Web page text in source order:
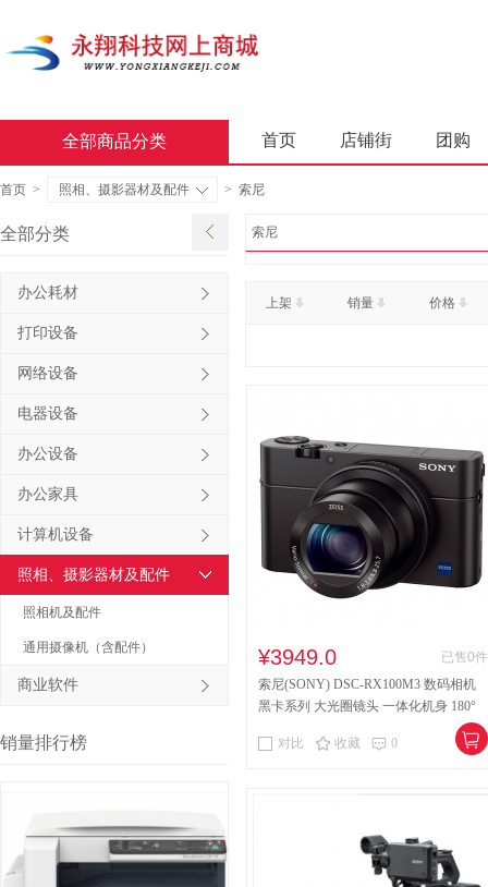
全部商品分类 首页 店铺街 团购
商业软件
屏风类
轻金属床类 木制床类
台式计算机（含一体机台式
金属骨架为主的椅凳类
其他床类 竹制、藤制等
木制台、桌类 钢塑台、
音视频矩阵 视频会议会
电冰箱 风扇 服务器
喷墨打印机 针式打印机
首页 > 照相、摄影器材及配件 > 索尼
全部分类
办公耗材
打印设备
网络设备
电器设备
办公设备
办公家具
计算机设备
照相、摄影器材及配件
照相机及配件
通用摄像机（含配件）
商业软件
销量排行榜
索尼
上架 销量 价格
¥3949.0
已售0件
索尼(SONY) DSC-RX100M3 数码相机
黑卡系列 大光圈镜头 一体化机身 180°
对比
收藏 0